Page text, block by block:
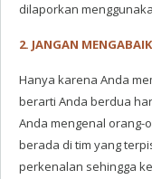
dilaporkan
2. JANGAN
Hanya karena Anda
berarti Anda berdua
Anda mengenal orang-
berada di tim yang
perkenalan sehingga